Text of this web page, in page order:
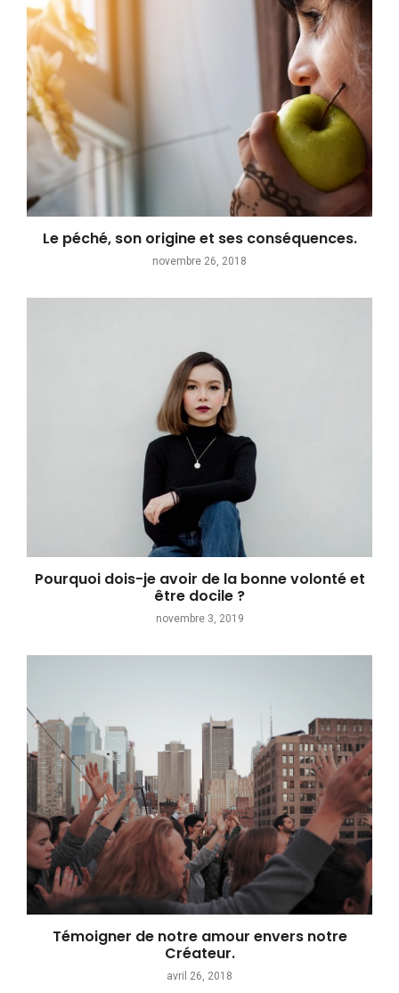
Le péché, son origine et ses conséquences.
novembre 26, 2018
Pourquoi dois-je avoir de la bonne volonté et
être docile ?
novembre 3, 2019
Témoigner de notre amour envers notre
Créateur.
avril 26, 2018